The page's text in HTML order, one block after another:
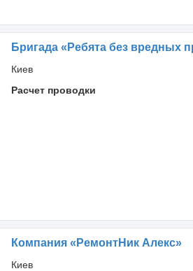
Бригада «Ребята без вредных
Киев
Расчет проводки
Компания «РемонтНик Алекс»
Киев